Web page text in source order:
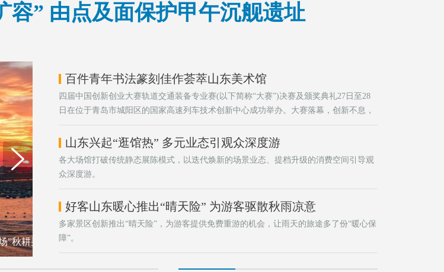
容” 由点及面保护甲午沉舰遗址
百件青年书法篆刻佳作荟萃山东美术馆
四届中国创新创业大赛轨道交通装备专业赛(以下简称“大赛”)决赛及颁奖典礼27日至28
日在位于青岛市城阳区的国家高速列车技术创新中心成功举办。大赛落幕，创新不息，
力量。
山东兴起“逛馆热” 多元业态引观众深度游
各大场馆打破传统静态展陈模式，以迭代焕新的场景业态、提档升级的消费空间引导观
众深度游。
好客山东暖心推出“晴天险” 为游客驱散秋雨凉意
多家景区创新推出“晴天险”，为游客提供免费重游的机会，让雨天的旅途多了份“暖心保
障”。